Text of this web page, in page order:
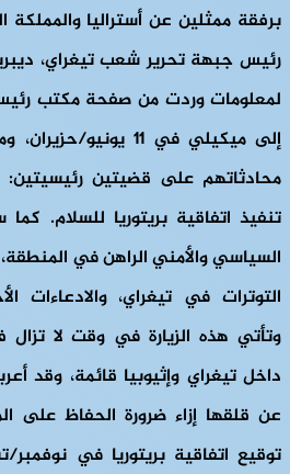
برفقة ممثلين عن أستراليا والمملكة
رئيس جبهة تحرير شعب تيغراي،
لمعلومات وردت من صفحة مكتب
إلى ميكيلي في 11
محادثاتهم على قضيتين رئيسيتين:
تنفيذ اتفاقية بريتوريا للسلام.
السياسي والأمني ​​الراهن في
التوترات في تيغراي، والادعاءات
وتأتي هذه الزيارة في وقت لا تزال
داخل تيغراي وإثيوبيا قائمة، وقد
عن قلقها إزاء ضرورة الحفاظ على